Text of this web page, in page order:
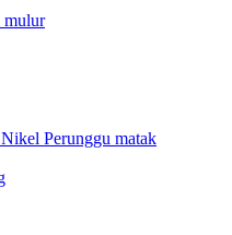
mulur
Perunggu matak